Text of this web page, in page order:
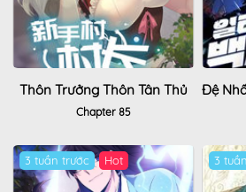
Thôn Trưởng Thôn Tân Thủ
Chapter 85
3 tuần trước Hot 3